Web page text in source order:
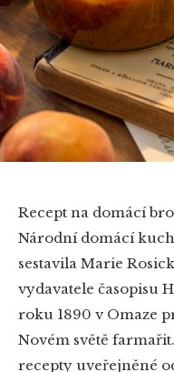
Recept na domácí
Národní domácí
sestavila Marie
vydavatele časopisu
roku 1890 v Omaze
Novém světě
recepty uveřejněné